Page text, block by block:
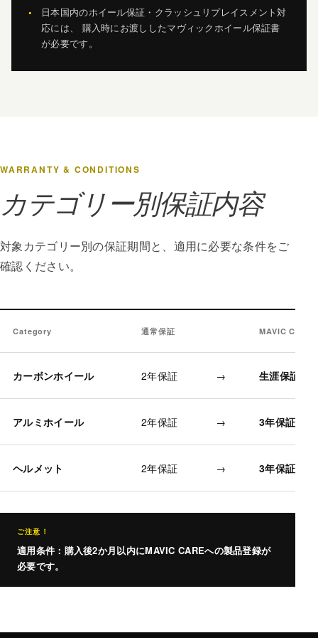
日本国内のホイール保証・クラッシュリプレイスメント対
応には、 購入時にお渡ししたマヴィックホイール保証書
が必要です。
WARRANTY & CONDITIONS
カテゴリー別保証内容
対象カテゴリー別の保証期間と、適用に必要な条件をご
確認ください。
Category 通常保証 MAVIC CARE
カーボンホイール 2年保証 → 生涯保証
アルミホイール 2年保証 → 3年保証
ヘルメット 2年保証 → 3年保証
ご注意！
適用条件：購入後2か月以内にMAVIC CAREへの製品登録が
必要です。